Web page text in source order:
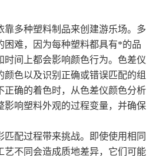
多种塑料制品来创建游乐场。多
困难，因为每种塑料都具有*的品
时间上都会影响颜色行为。色差仪
颜色以及识别正确或错误匹配的组
正确的着色时，从色差仪颜色分析
影响塑料外观的过程变量，并确保
配过程带来挑战。即使使用相同
艺不同会造成质地差异，它们可能